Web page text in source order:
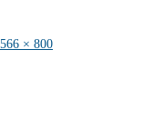
フ
566 × 800